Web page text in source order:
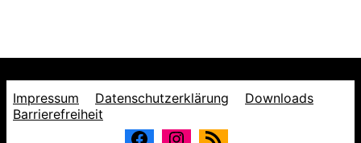
Impressum Datenschutzerklärung
Downloads
Barrierefreiheit